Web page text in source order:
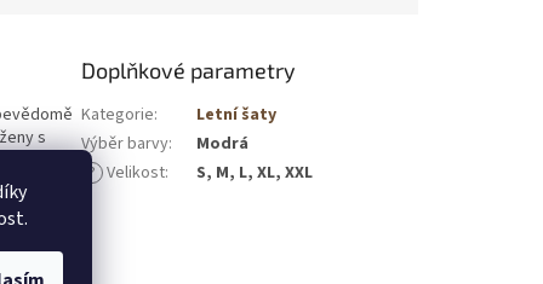
s
šaty
Doplňkové parametry
Kategorie:
Letní šaty
Výběr barvy:
Modrá
? Velikost: S, M, L, XL, XXL